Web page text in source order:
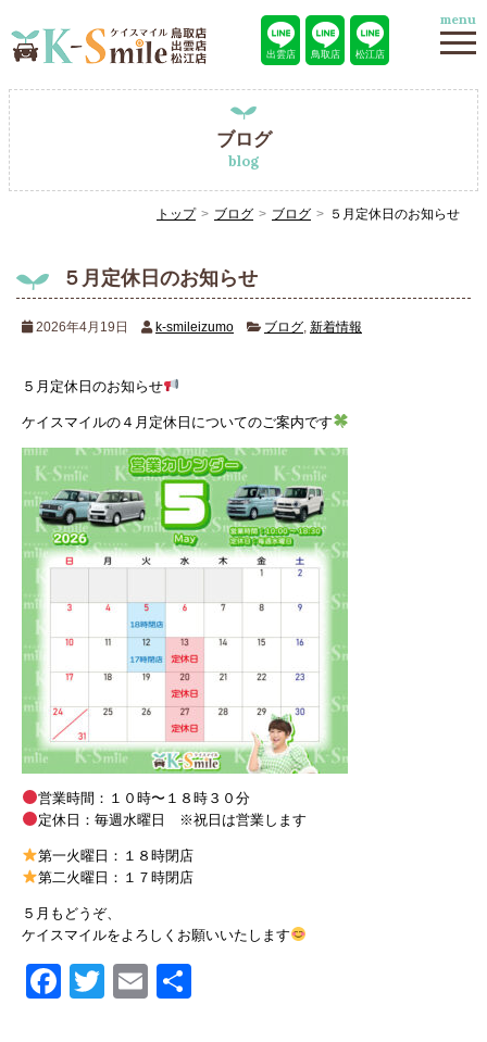
出雲店 鳥取店 松江店
menu
ブログ
blog
トップ ブログ ブログ ５月定休日のお知らせ
５月定休日のお知らせ
2026年4月19日 k-smileizumo ブログ 新着情報
５月定休日のお知らせ
ケイスマイルの４月定休日についてのご案内です
営業時間：１０時〜１８時３０分
定休日：毎週水曜日 ※祝日は営業します
第一火曜日：１８時閉店
第二火曜日：１７時閉店
５月もどうぞ、
ケイスマイルをよろしくお願いいたします
Facebook
Twitter
Email